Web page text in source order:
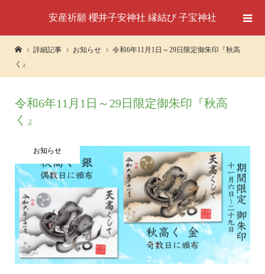
安産祈願 櫻井子安神社 縁結び 子宝神社
詳細記事 お知らせ
令和6年11月1日～29日限定御朱印『秋高
く』
令和6年11月1日～29日限定御朱印『秋高
く』
お知らせ